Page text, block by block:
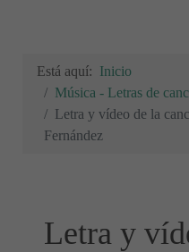
Está aquí: Inicio
Música - Letras de
Letra y vídeo de la
Fernández
Letra y